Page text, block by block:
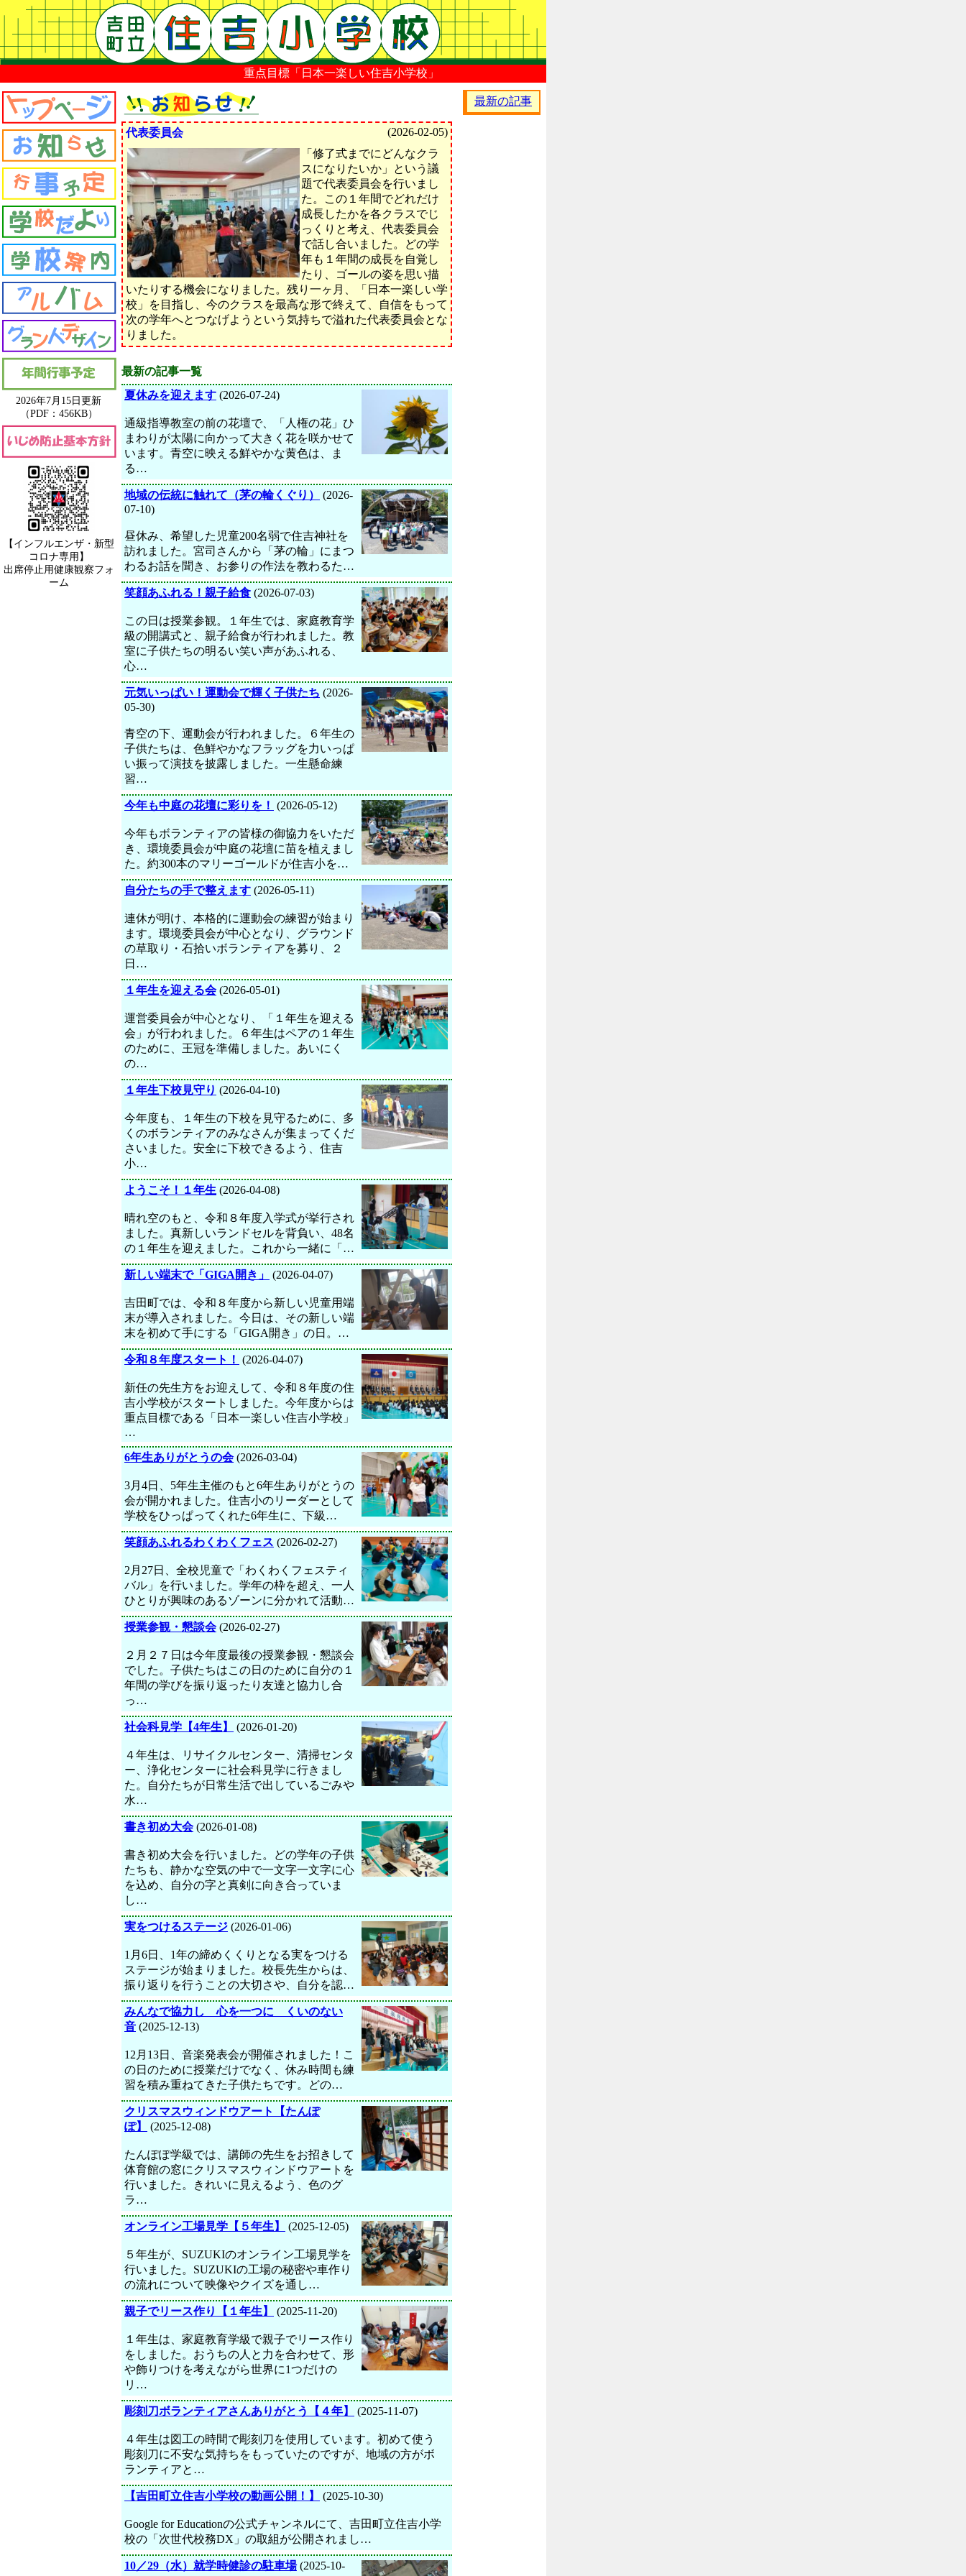
重点目標「日本一楽しい住吉小学校」
2026年7月15日更新
（PDF：456KB）
【インフルエンザ・新型
コロナ専用】
出席停止用健康観察フォ
ーム
代表委員会
(2026-02-05)
「修了式までにどんなクラ
スになりたいか」という議
題で代表委員会を行いまし
た。この１年間でどれだけ
成長したかを各クラスでじ
っくりと考え、代表委員会
で話し合いました。どの学
年も１年間の成長を自覚し
たり、ゴールの姿を思い描
いたりする機会になりました。残り一ヶ月、「日本一楽しい学
校」を目指し、今のクラスを最高な形で終えて、自信をもって
次の学年へとつなげようという気持ちで溢れた代表委員会とな
りました。
最新の記事一覧
夏休みを迎えます (2026-07-24)
通級指導教室の前の花壇で、「人権の花」ひ
まわりが太陽に向かって大きく花を咲かせて
います。青空に映える鮮やかな黄色は、ま
る…
地域の伝統に触れて（茅の輪くぐり）
(2026-
07-10)
昼休み、希望した児童200名弱で住吉神社を
訪れました。宮司さんから「茅の輪」にまつ
わるお話を聞き、お参りの作法を教わるた…
笑顔あふれる！親子給食 (2026-07-03)
この日は授業参観。１年生では、家庭教育学
級の開講式と、親子給食が行われました。教
室に子供たちの明るい笑い声があふれる、
心…
元気いっぱい！運動会で輝く子供たち (2026-
05-30)
青空の下、運動会が行われました。６年生の
子供たちは、色鮮やかなフラッグを力いっぱ
い振って演技を披露しました。一生懸命練
習…
今年も中庭の花壇に彩りを！ (2026-05-12)
今年もボランティアの皆様の御協力をいただ
き、環境委員会が中庭の花壇に苗を植えまし
た。約300本のマリーゴールドが住吉小を…
自分たちの手で整えます (2026-05-11)
連休が明け、本格的に運動会の練習が始まり
ます。環境委員会が中心となり、グラウンド
の草取り・石拾いボランティアを募り、２
日…
１年生を迎える会(2026-05-01)
運営委員会が中心となり、「１年生を迎える
会」が行われました。６年生はペアの１年生
のために、王冠を準備しました。あいにく
の…
１年生下校見守り (2026-04-10)
今年度も、１年生の下校を見守るために、多
くのボランティアのみなさんが集まってくだ
さいました。安全に下校できるよう、住吉
小…
ようこそ！１年生 (2026-04-08)
晴れ空のもと、令和８年度入学式が挙行され
ました。真新しいランドセルを背負い、48名
の１年生を迎えました。これから一緒に「…
新しい端末で「GIGA開き」 (2026-04-07)
吉田町では、令和８年度から新しい児童用端
末が導入されました。今日は、その新しい端
末を初めて手にする「GIGA開き」の日。…
令和８年度スタート！ (2026-04-07)
新任の先生方をお迎えして、令和８年度の住
吉小学校がスタートしました。今年度からは
重点目標である「日本一楽しい住吉小学校」
…
6年生ありがとうの会(2026-03-04)
3月4日、5年生主催のもと6年生ありがとうの
会が開かれました。住吉小のリーダーとして
学校をひっぱってくれた6年生に、下級…
笑顔あふれるわくわくフェス (2026-02-27)
2月27日、全校児童で「わくわくフェスティ
バル」を行いました。学年の枠を超え、一人
ひとりが興味のあるゾーンに分かれて活動…
授業参観・懇談会(2026-02-27)
２月２７日は今年度最後の授業参観・懇談会
でした。子供たちはこの日のために自分の１
年間の学びを振り返ったり友達と協力し合
っ…
社会科見学【4年生】 (2026-01-20)
４年生は、リサイクルセンター、清掃センタ
ー、浄化センターに社会科見学に行きまし
た。自分たちが日常生活で出しているごみや
水…
書き初め大会(2026-01-08)
書き初め大会を行いました。どの学年の子供
たちも、静かな空気の中で一文字一文字に心
を込め、自分の字と真剣に向き合っていま
し…
実をつけるステージ (2026-01-06)
1月6日、1年の締めくくりとなる実をつける
ステージが始まりました。校長先生からは、
振り返りを行うことの大切さや、自分を認…
みんなで協力し 心を一つに くいのない
音 (2025-12-13)
12月13日、音楽発表会が開催されました！こ
の日のために授業だけでなく、休み時間も練
習を積み重ねてきた子供たちです。どの…
クリスマスウィンドウアート【たんぽ
ぽ】
(2025-12-08)
たんぽぽ学級では、講師の先生をお招きして
体育館の窓にクリスマスウィンドウアートを
行いました。きれいに見えるよう、色のグ
ラ…
オンライン工場見学【５年生】 (2025-12-05)
５年生が、SUZUKIのオンライン工場見学を
行いました。SUZUKIの工場の秘密や車作り
の流れについて映像やクイズを通し…
親子でリース作り【１年生】 (2025-11-20)
１年生は、家庭教育学級で親子でリース作り
をしました。おうちの人と力を合わせて、形
や飾りつけを考えながら世界に1つだけの
リ…
彫刻刀ボランティアさんありがとう【４年】 (2025-11-07)
４年生は図工の時間で彫刻刀を使用しています。初めて使う
彫刻刀に不安な気持ちをもっていたのですが、地域の方がボ
ランティアと…
【吉田町立住吉小学校の動画公開！】 (2025-10-30)
Google for Educationの公式チャンネルにて、吉田町立住吉小学
校の「次世代校務DX」の取組が公開されまし…
10／29（水）就学時健診の駐車場(2025-10-
最新の記事